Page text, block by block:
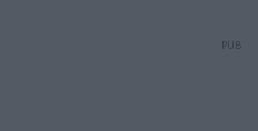
PUB